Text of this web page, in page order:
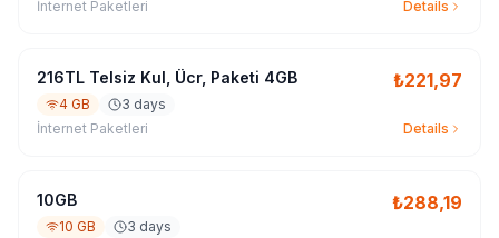
İnternet Paketleri Details
216TL Telsiz Kul, Ücr, Paketi 4GB ₺221,97
4 GB
3 days
İnternet Paketleri
Details
10GB ₺288,19
10 GB
3 days